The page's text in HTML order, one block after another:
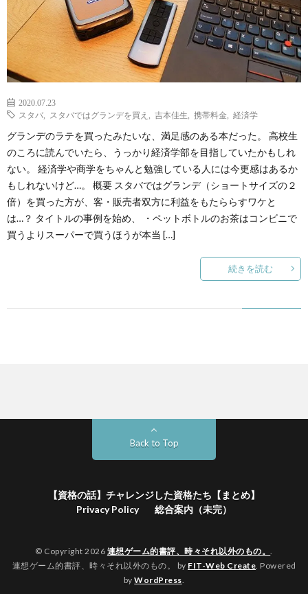
2020.07.23
スタバ
スタバではグランデを買え 吉本佳生 携帯料金 経済学
グランデのラテを買ったみたいな、満足感のある本だった。 高校生
のころに読んでいたら、うっかり経済学部を目指していたかもしれ
ない。 経済学や商学をちゃんと勉強している人には今更感はあるか
もしれないけど…。 概要 スタバではグランデ（ショートサイズの２
倍）を買った方が、客・販売者双方に利益をもたららすワケと
は…？ タイトルの事例を始め、 ・ペットボトルのお茶はコンビニで
買うよりスーパーで買うほうが本当 […]
続きを読む
Back to Top
【資格の話】チャレンジした資格たち【まとめ】
Privacy Policy
総合案内（未完）
© Copyright 2026 連想ゲーム的書評、時々それ以外のもの。
連想ゲーム的書評、時々それ以外のもの。 by FIT-Web Create . Powered
byWordPress